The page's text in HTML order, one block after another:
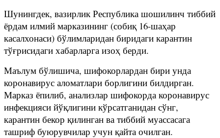
Шунингдек, вазирлик Республика шошилинч тиббий
ёрдам илмий марказининг (собиқ 16-шаҳар
касалхонаси) бўлимларидан биридаги карантин
тўғрисидаги хабарларга изоҳ берди.
Маълум бўлишича, шифокорлардан бири унда
коронавирус аломатлари борлигини билдирган.
Марказ ёпилиб, анализлар шифокорда коронавирус
инфекцияси йўқлигини кўрсатганидан сўнг,
карантин бекор қилинган ва тиббий муассасага
ташриф буюрувчилар учун қайта очилган.